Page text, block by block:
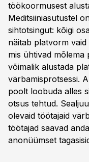
töökoormusest
Meditsiiniasutustel
sihtotsingut: kõigi
näitab platvorm
mis ühtivad mõlema
võimalik alustada
värbamisprotsessi.
poolt loobuda alles
otsus tehtud.
olevaid töötajaid
töötajad saavad
anonüümset